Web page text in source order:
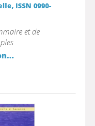
ISSN 0990-
et de